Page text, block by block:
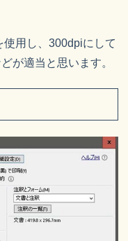
用し、300dpiにして
が適当と思います。